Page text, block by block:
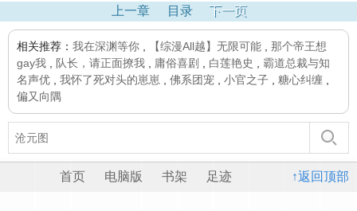
上一章 目录 下一页
相关推荐： 我在深渊等你 【综漫All越】无限可能
那个帝王想
gay我
队长，请正面撩我 庸俗喜剧 白莲艳史
霸道总裁与知
名声优
我怀了死对头的崽崽 佛系团宠 小官之子 糖心纠缠
偏又向隅
↑返回顶部
首页 电脑版 书架 足迹